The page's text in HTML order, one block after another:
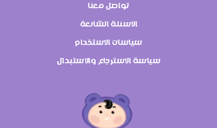
تواصل معنا
الاسئلة الشائعة
سياسات الاستخدام
سياسة الاسترجاع والاستبدال